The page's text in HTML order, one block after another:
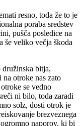
resno, toda že to je
poraba sredstev
pušča posledice na
še veliko večja škoda
bitja,
otroke nas zato
se vedno
ni bilo, toda zaradi
solz, dosti otrok je
brezveznega
naporov, ki bi